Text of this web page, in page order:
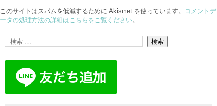
このサイトはスパムを低減するために Akismet を使っています。
コメントデ
ータの処理方法の詳細はこちらをご覧ください。